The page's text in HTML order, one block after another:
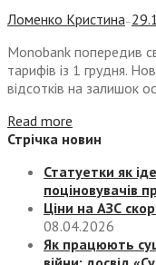
Ломенко Кристина —
Monobank попередив
тарифів із 1 грудня.
відсотків на залишок
Read more
Стрічка новин
Статуетки як
поціновувачів
Ціни на АЗС
08.04.2026
Як працюють